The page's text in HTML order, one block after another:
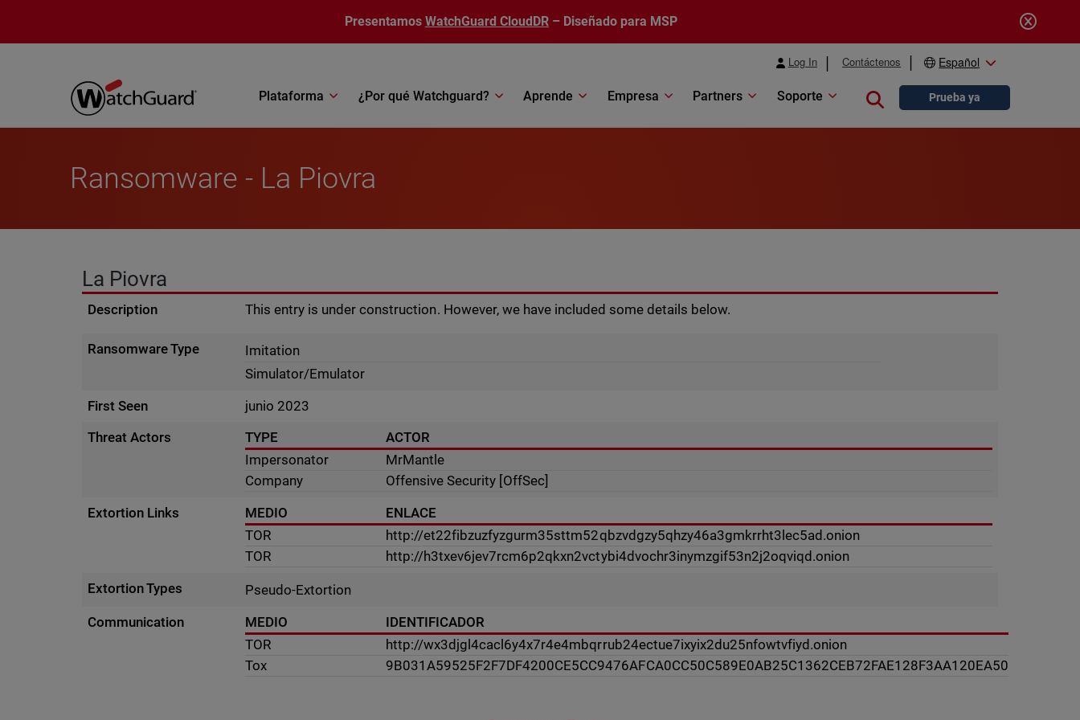
Presentamos WatchGuard CloudDR – Diseñado para MSP
Log In Contáctenos Español
Plataforma ¿Por qué Watchguard? Aprende Empresa Partners Soporte Close searchPrueba ya
Ransomware - La Piovra
La Piovra
Description This entry is under construction. However, we have included some details below.
Ransomware Type
Imitation
Simulator/Emulator
First Seen
junio 2023
Threat Actors
TYPE
ACTOR
Impersonator
MrMantle
Company
Offensive Security [OffSec]
Extortion Links
MEDIO
ENLACE
TOR
http://et22fibzuzfyzgurm35sttm52qbzvdgzy5qhzy46a3gmkrrht3lec5ad.onion
TOR
http://h3txev6jev7rcm6p2qkxn2vctybi4dvochr3inymzgif53n2j2oqviqd.onion
Extortion Types
Pseudo-Extortion
Communication
MEDIO
IDENTIFICADOR
TOR
http://wx3djgl4cacl6y4x7r4e4mbqrrub24ectue7ixyix2du25nfowtvfiyd.onion
Tox
9B031A59525F2F7DF4200CE5CC9476AFCA0CC50C589E0AB25C1362CEB72FAE128F3AA120EA50